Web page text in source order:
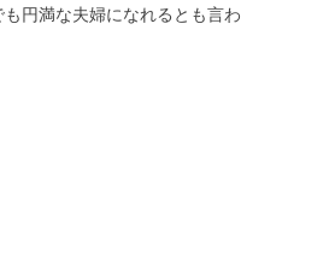
円満な夫婦になれるとも言わ